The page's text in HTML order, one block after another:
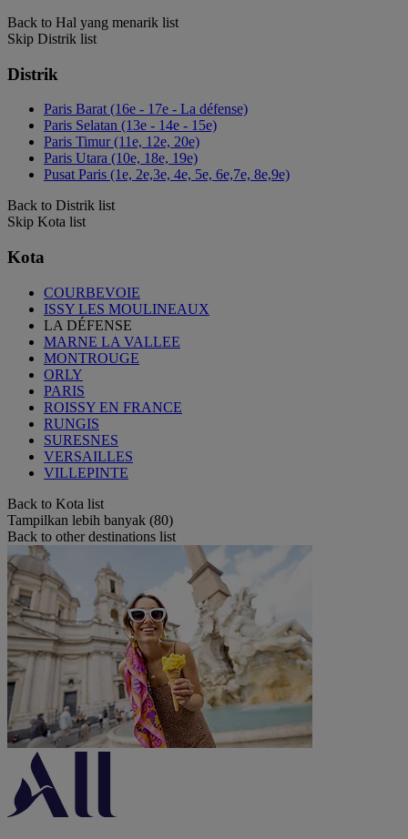
Back to Hal yang menarik list
Skip Distrik list
Distrik
Paris Barat (16e - 17e - La défense)
Paris Selatan (13e - 14e - 15e)
Paris Timur (11e, 12e, 20e)
Paris Utara (10e, 18e, 19e)
Pusat Paris (1e, 2e,3e, 4e, 5e, 6e,7e, 8e,9e)
Back to Distrik list
Skip Kota list
Kota
COURBEVOIE
ISSY LES MOULINEAUX
LA DÉFENSE
MARNE LA VALLEE
MONTROUGE
ORLY
PARIS
ROISSY EN FRANCE
RUNGIS
SURESNES
VERSAILLES
VILLEPINTE
Back to Kota list
Tampilkan lebih banyak (80)
Back to other destinations list